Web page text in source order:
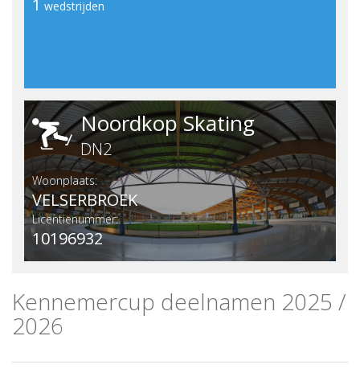
1 wedstrijden
Noordkop Skating
DN2
Woonplaats:
VELSERBROEK
Licentienummer:
10196932
Kennemercup deelnamen 2025 /
2026